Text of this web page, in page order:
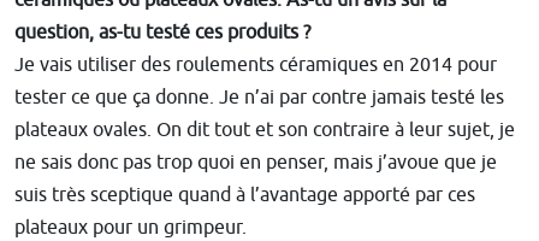
question, as-tu testé ces produits ?
Je vais utiliser des roulements céramiques en 2014 pour
tester ce que ça donne. Je n’ai par contre jamais testé les
plateaux ovales. On dit tout et son contraire à leur sujet, je
ne sais donc pas trop quoi en penser, mais j’avoue que je
suis très sceptique quand à l’avantage apporté par ces
plateaux pour un grimpeur.